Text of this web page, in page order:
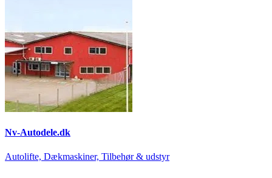
Nv-Autodele.dk
Autolifte, Dækmaskiner, Tilbehør & udstyr